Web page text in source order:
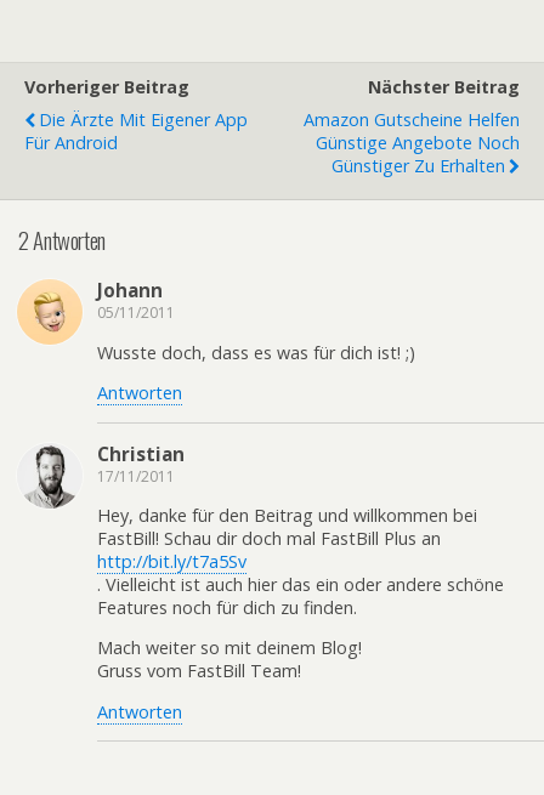
Vorheriger Beitrag
Die Ärzte Mit Eigener App
Für Android
Nächster Beitrag
Amazon Gutscheine Helfen
Günstige Angebote Noch
Günstiger Zu Erhalten
2 Antworten
Johann
05/11/2011
Wusste doch, dass es was für dich ist! ;)
Antworten
Christian
17/11/2011
Hey, danke für den Beitrag und willkommen bei
FastBill! Schau dir doch mal FastBill Plus an
http://bit.ly/t7a5Sv
. Vielleicht ist auch hier das ein oder andere schöne
Features noch für dich zu finden.
Mach weiter so mit deinem Blog!
Gruss vom FastBill Team!
Antworten